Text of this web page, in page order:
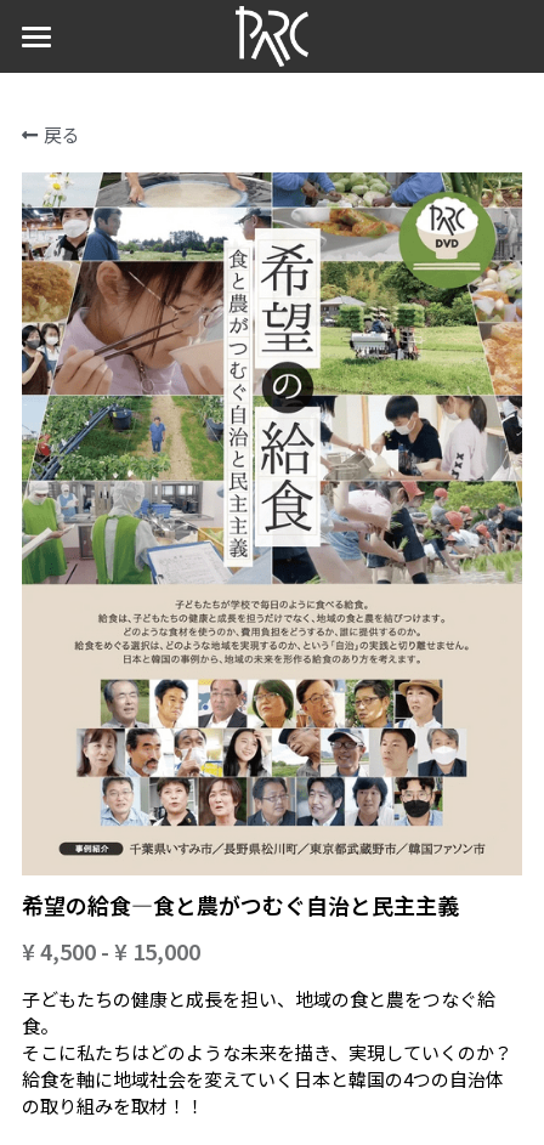
ホーム
予告編・作品詳細
事例紹介
いすみ市
松川町
武蔵野市
ファソン市
視聴・購入
自主上映会
上映会を開く
上映会情報
戻る
希望の給食―食と農がつむぐ自治と民主主義
¥ 4,500 - ¥ 15,000
子どもたちの健康と成長を担い、地域の食と農をつなぐ給
食。
そこに私たちはどのような未来を描き、実現していくのか――？
給食を軸に地域社会を変えていく日本と韓国の4つの自治体
の取り組みを取材！！
ストアカテゴリー
すべてのカテゴリー